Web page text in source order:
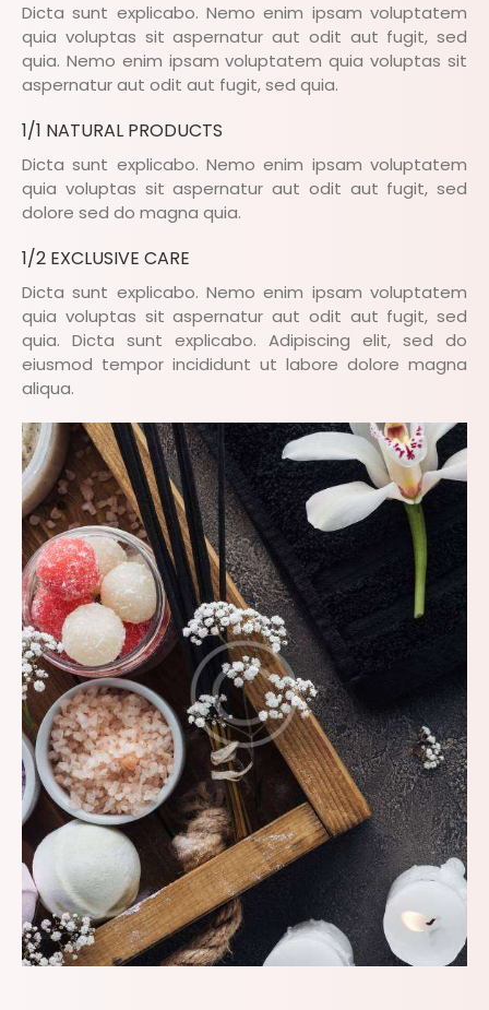
Dicta sunt explicabo. Nemo enim ipsam voluptatem
quia voluptas sit aspernatur aut odit aut fugit, sed
quia. Nemo enim ipsam voluptatem quia voluptas sit
aspernatur aut odit aut fugit, sed quia.
1/1 NATURAL PRODUCTS
Dicta sunt explicabo. Nemo enim ipsam voluptatem
quia voluptas sit aspernatur aut odit aut fugit, sed
dolore sed do magna quia.
1/2 EXCLUSIVE CARE
Dicta sunt explicabo. Nemo enim ipsam voluptatem
quia voluptas sit aspernatur aut odit aut fugit, sed
quia. Dicta sunt explicabo. Adipiscing elit, sed do
eiusmod tempor incididunt ut labore dolore magna
aliqua.